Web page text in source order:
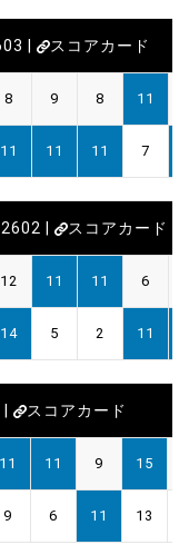
| スコアカード
8 9 8 11
11 11 11 7
| スコアカード
12 11 11 6
14 5 2 11
スコアカード
11 11 9 15
9 6 11 13